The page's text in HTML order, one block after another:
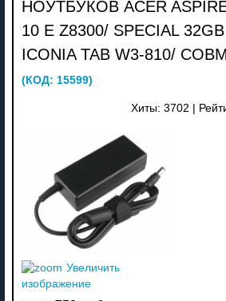
НОУТБУКОВ ACER
10 E Z8300/ SPECIAL
ICONIA TAB W3-810/
(КОД: 15599)
Хиты: 3702
Увеличить
изображение